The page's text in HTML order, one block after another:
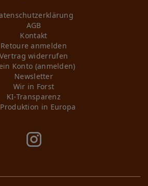
AGB
Kontakt
Retoure anmelden
Vertrag widerrufen
Konto (anmelden)
Newsletter
Wir in Forst
KI-Transparenz
Produktion in Europa